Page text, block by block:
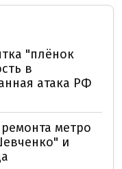
"плёнок
в
атака РФ
метро
и